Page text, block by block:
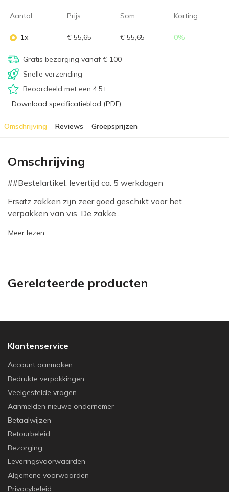
Aantal Prijs Som Korting
1x € 55,65 € 55,65 0%
Gratis bezorging vanaf € 100
Snelle verzending
Beoordeeld met een 4,5+
Download specificatieblad (PDF)
Omschrijving Reviews Groepsprijzen
Omschrijving
##Bestelartikel: levertijd ca. 5 werkdagen
Ersatz zakken zijn zeer goed geschikt voor het
verpakken van vis. De zakke...
Meer lezen...
Gerelateerde producten
Klantenservice
Account aanmaken
Bedrukte verpakkingen
Veelgestelde vragen
Aanmelden nieuwe ondernemer
Betaalwijzen
Retourbeleid
Bezorging
Leveringsvoorwaarden
Algemene voorwaarden
Privacybeleid